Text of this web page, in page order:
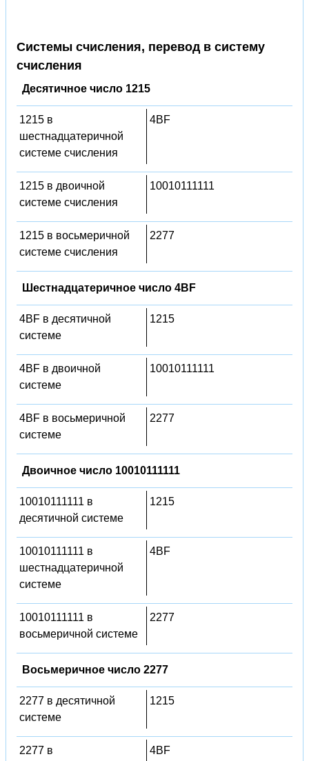
Системы счисления, перевод в систему
счисления
Десятичное число 1215
1215 в
шестнадцатеричной
системе счисления
4BF
1215 в двоичной
системе счисления
10010111111
1215 в восьмеричной
системе счисления
2277
Шестнадцатеричное число 4BF
4BF в десятичной
системе
1215
4BF в двоичной
системе
10010111111
4BF в восьмеричной
системе
2277
Двоичное число 10010111111
10010111111 в
десятичной системе
1215
10010111111 в
шестнадцатеричной
системе
4BF
10010111111 в
восьмеричной системе
2277
Восьмеричное число 2277
2277 в десятичной
системе
1215
2277 в
4BF